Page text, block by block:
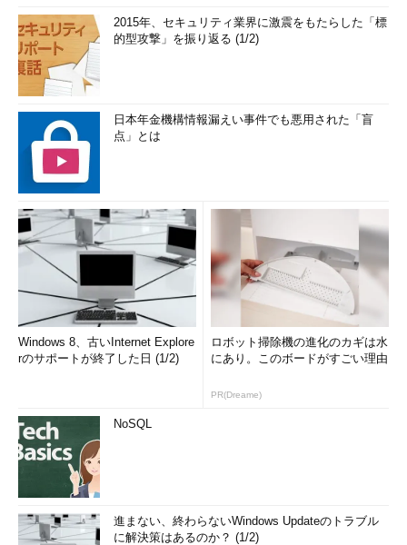
2015年、セキュリティ業界に激震をもたらした「標
的型攻撃」を振り返る (1/2)
日本年金機構情報漏えい事件でも悪用された「盲
点」とは
Windows 8、古いInternet Explore
rのサポートが終了した日 (1/2)
ロボット掃除機の進化のカギは水
にあり。このボードがすごい理由
PR(Dreame)
NoSQL
進まない、終わらないWindows Updateのトラブル
に解決策はあるのか？ (1/2)